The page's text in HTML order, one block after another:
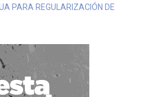
PARA REGULARIZACIÓN DE